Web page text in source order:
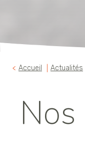
Accueil Actualités
Nos